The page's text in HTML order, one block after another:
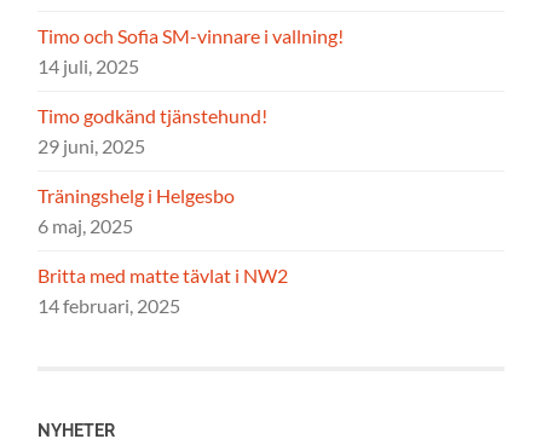
Timo och Sofia SM-vinnare i vallning!
14 juli, 2025
Timo godkänd tjänstehund!
29 juni, 2025
Träningshelg i Helgesbo
6 maj, 2025
Britta med matte tävlat i NW2
14 februari, 2025
NYHETER